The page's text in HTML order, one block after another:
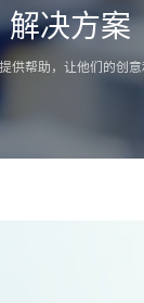
解决方案
供帮助，让他们的创意